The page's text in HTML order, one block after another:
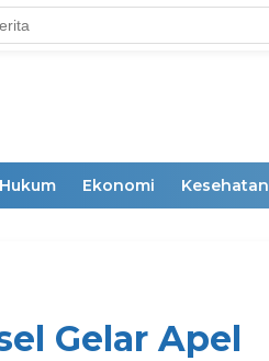
Hukum Ekonomi Kesehatan
Gelar Apel